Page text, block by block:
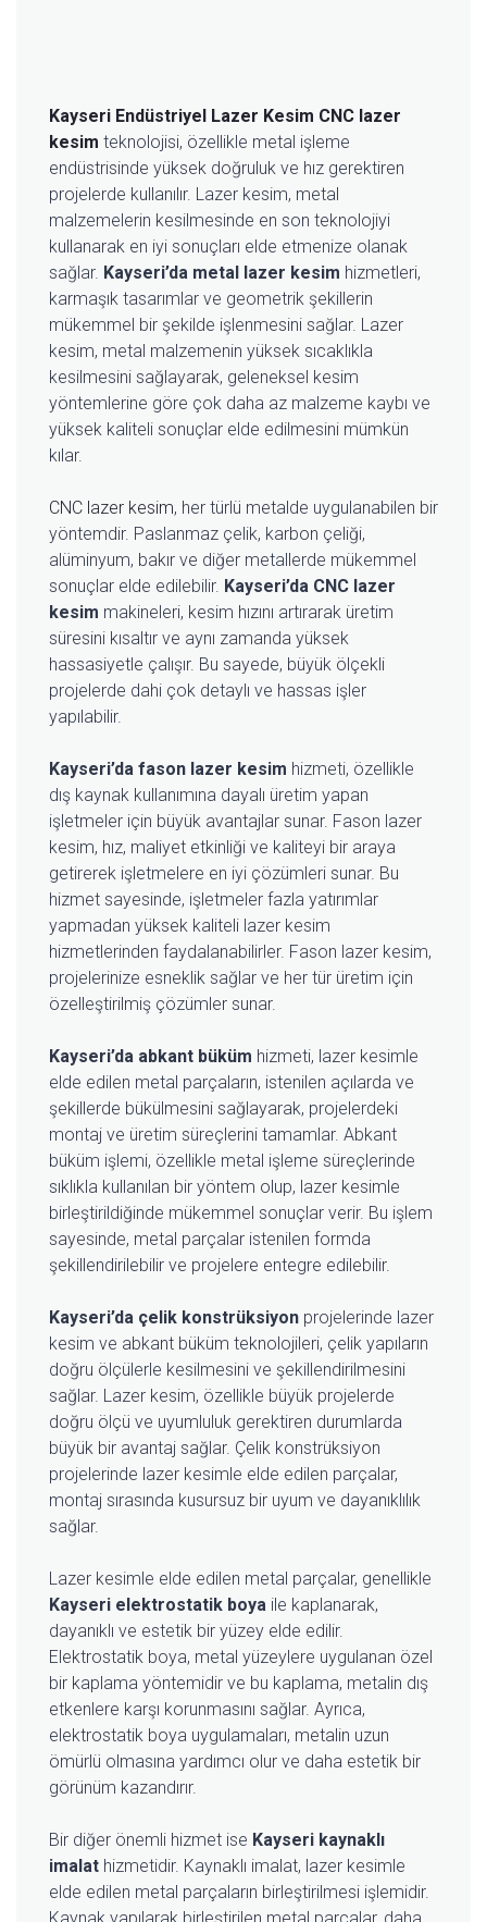
Kayseri Endüstriyel Lazer Kesim CNC lazer
kesim teknolojisi, özellikle metal işleme
endüstrisinde yüksek doğruluk ve hız gerektiren
projelerde kullanılır. Lazer kesim, metal
malzemelerin kesilmesinde en son teknolojiyi
kullanarak en iyi sonuçları elde etmenize olanak
sağlar. Kayseri’da metal lazer kesim hizmetleri,
karmaşık tasarımlar ve geometrik şekillerin
mükemmel bir şekilde işlenmesini sağlar. Lazer
kesim, metal malzemenin yüksek sıcaklıkla
kesilmesini sağlayarak, geleneksel kesim
yöntemlerine göre çok daha az malzeme kaybı ve
yüksek kaliteli sonuçlar elde edilmesini mümkün
kılar.
CNC lazer kesim, her türlü metalde uygulanabilen bir
yöntemdir. Paslanmaz çelik, karbon çeliği,
alüminyum, bakır ve diğer metallerde mükemmel
sonuçlar elde edilebilir. Kayseri’da CNC lazer
kesim makineleri, kesim hızını artırarak üretim
süresini kısaltır ve aynı zamanda yüksek
hassasiyetle çalışır. Bu sayede, büyük ölçekli
projelerde dahi çok detaylı ve hassas işler
yapılabilir.
Kayseri’da fason lazer kesim hizmeti, özellikle
dış kaynak kullanımına dayalı üretim yapan
işletmeler için büyük avantajlar sunar. Fason lazer
kesim, hız, maliyet etkinliği ve kaliteyi bir araya
getirerek işletmelere en iyi çözümleri sunar. Bu
hizmet sayesinde, işletmeler fazla yatırımlar
yapmadan yüksek kaliteli lazer kesim
hizmetlerinden faydalanabilirler. Fason lazer kesim,
projelerinize esneklik sağlar ve her tür üretim için
özelleştirilmiş çözümler sunar.
Kayseri’da abkant büküm hizmeti, lazer kesimle
elde edilen metal parçaların, istenilen açılarda ve
şekillerde bükülmesini sağlayarak, projelerdeki
montaj ve üretim süreçlerini tamamlar. Abkant
büküm işlemi, özellikle metal işleme süreçlerinde
sıklıkla kullanılan bir yöntem olup, lazer kesimle
birleştirildiğinde mükemmel sonuçlar verir. Bu işlem
sayesinde, metal parçalar istenilen formda
şekillendirilebilir ve projelere entegre edilebilir.
Kayseri’da çelik konstrüksiyon projelerinde lazer
kesim ve abkant büküm teknolojileri, çelik yapıların
doğru ölçülerle kesilmesini ve şekillendirilmesini
sağlar. Lazer kesim, özellikle büyük projelerde
doğru ölçü ve uyumluluk gerektiren durumlarda
büyük bir avantaj sağlar. Çelik konstrüksiyon
projelerinde lazer kesimle elde edilen parçalar,
montaj sırasında kusursuz bir uyum ve dayanıklılık
sağlar.
Lazer kesimle elde edilen metal parçalar, genellikle
Kayseri elektrostatik boya ile kaplanarak,
dayanıklı ve estetik bir yüzey elde edilir.
Elektrostatik boya, metal yüzeylere uygulanan özel
bir kaplama yöntemidir ve bu kaplama, metalin dış
etkenlere karşı korunmasını sağlar. Ayrıca,
elektrostatik boya uygulamaları, metalin uzun
ömürlü olmasına yardımcı olur ve daha estetik bir
görünüm kazandırır.
Bir diğer önemli hizmet ise Kayseri kaynaklı
imalat hizmetidir. Kaynaklı imalat, lazer kesimle
elde edilen metal parçaların birleştirilmesi işlemidir.